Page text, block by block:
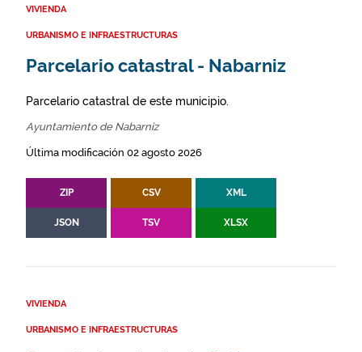
VIVIENDA
URBANISMO E INFRAESTRUCTURAS
Parcelario catastral - Nabarniz
Parcelario catastral de este municipio.
Ayuntamiento de Nabarniz
Última modificación 02 agosto 2026
ZIP CSV XML
JSON TSV XLSX
VIVIENDA
URBANISMO E INFRAESTRUCTURAS